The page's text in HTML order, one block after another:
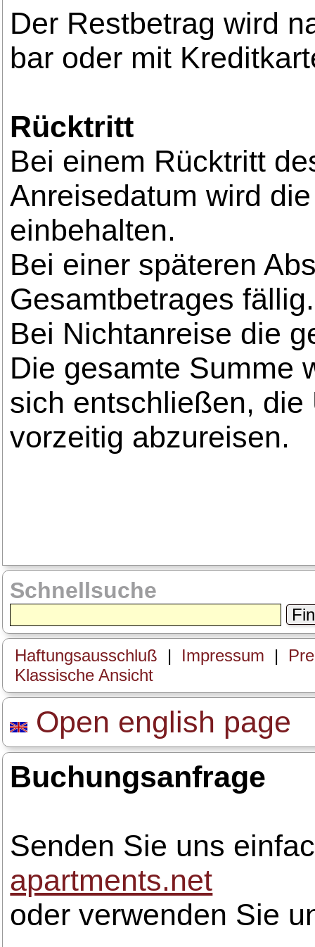
Der Restbetrag wird
bar oder mit
Rücktritt
Bei einem Rücktritt
Anreisedatum wird
einbehalten.
Bei einer späteren
Gesamtbetrages fällig.
Bei Nichtanreise die
Die gesamte Summe
sich entschließen,
vorzeitig abzureisen.
Schnellsuche
Haftungsausschluß | Impressum |
Klassische Ansicht
Open english page
Buchungsanfrage
Senden Sie uns
apartments.net
oder verwenden Sie